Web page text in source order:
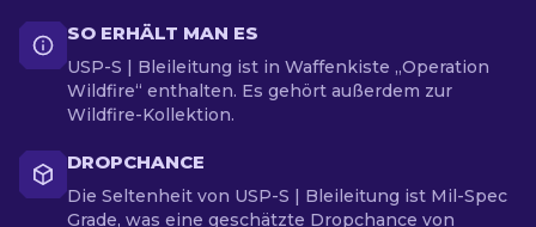
SO ERHÄLT MAN ES
USP-S | Bleileitung ist in Waffenkiste „Operation
Wildfire“ enthalten. Es gehört außerdem zur
Wildfire-Kollektion.
DROPCHANCE
Die Seltenheit von USP-S | Bleileitung ist Mil-Spec
Grade, was eine geschätzte Dropchance von